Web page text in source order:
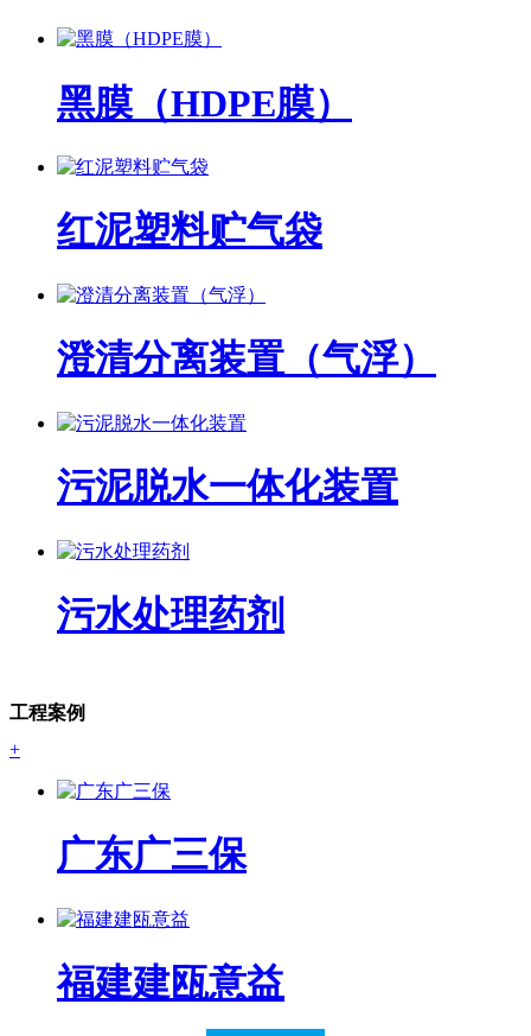
黑膜（HDPE膜）
红泥塑料贮气袋
澄清分离装置（气浮）
污泥脱水一体化装置
污水处理药剂
工程案例
+
广东广三保
福建建瓯意益